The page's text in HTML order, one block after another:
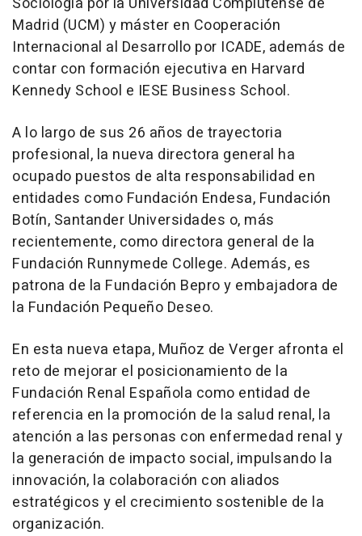
Madrid (UCM) y máster en Cooperación
Internacional al Desarrollo por ICADE, además de
contar con formación ejecutiva en Harvard
Kennedy School e IESE Business School.
A lo largo de sus 26 años de trayectoria
profesional, la nueva directora general ha
ocupado puestos de alta responsabilidad en
entidades como Fundación Endesa, Fundación
Botín, Santander Universidades o, más
recientemente, como directora general de la
Fundación Runnymede College. Además, es
patrona de la Fundación Bepro y embajadora de
la Fundación Pequeño Deseo.
En esta nueva etapa, Muñoz de Verger afronta el
reto de mejorar el posicionamiento de la
Fundación Renal Española como entidad de
referencia en la promoción de la salud renal, la
atención a las personas con enfermedad renal y
la generación de impacto social, impulsando la
innovación, la colaboración con aliados
estratégicos y el crecimiento sostenible de la
organización.